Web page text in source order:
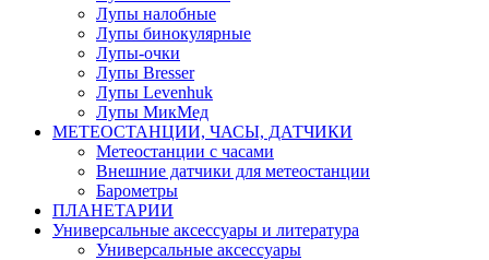
Лупы налобные
Лупы бинокулярные
Лупы-очки
Лупы Bresser
Лупы Levenhuk
Лупы МикМед
МЕТЕОСТАНЦИИ, ЧАСЫ, ДАТЧИКИ
Метеостанции с часами
Внешние датчики для метеостанции
Барометры
ПЛАНЕТАРИИ
Универсальные аксессуары и литература
Универсальные аксессуары